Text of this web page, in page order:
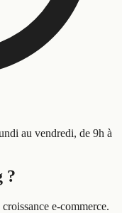
au vendredi, de 9h à
?
e-commerce.